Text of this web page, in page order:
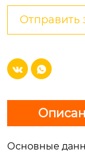
Отправить
 
Основные